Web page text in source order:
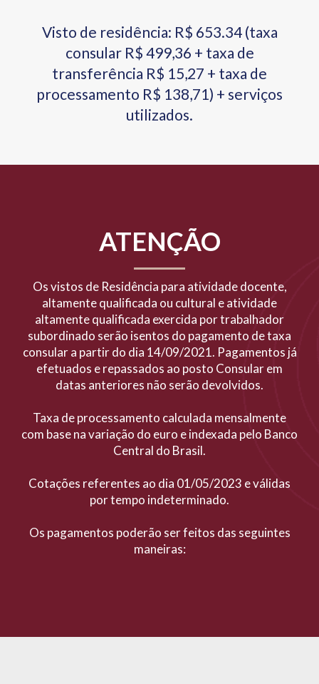
Visto de residência: R$ 653.34 (taxa
consular R$ 499,36 + taxa de
transferência R$ 15,27 + taxa de
processamento R$ 138,71) + serviços
utilizados.
ATENÇÃO
Os vistos de Residência para atividade docente,
altamente qualificada ou cultural e atividade
altamente qualificada exercida por trabalhador
subordinado serão isentos do pagamento de taxa
consular a partir do dia 14/09/2021. Pagamentos já
efetuados e repassados ao posto Consular em
datas anteriores não serão devolvidos.
Taxa de processamento calculada mensalmente
com base na variação do euro e indexada pelo Banco
Central do Brasil.
Cotações referentes ao dia 01/05/2023 e válidas
por tempo indeterminado.
Os pagamentos poderão ser feitos das seguintes
maneiras: